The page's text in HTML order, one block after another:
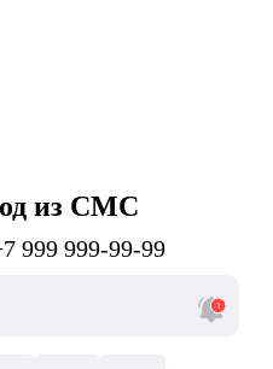
из СМС
999 999-99-99